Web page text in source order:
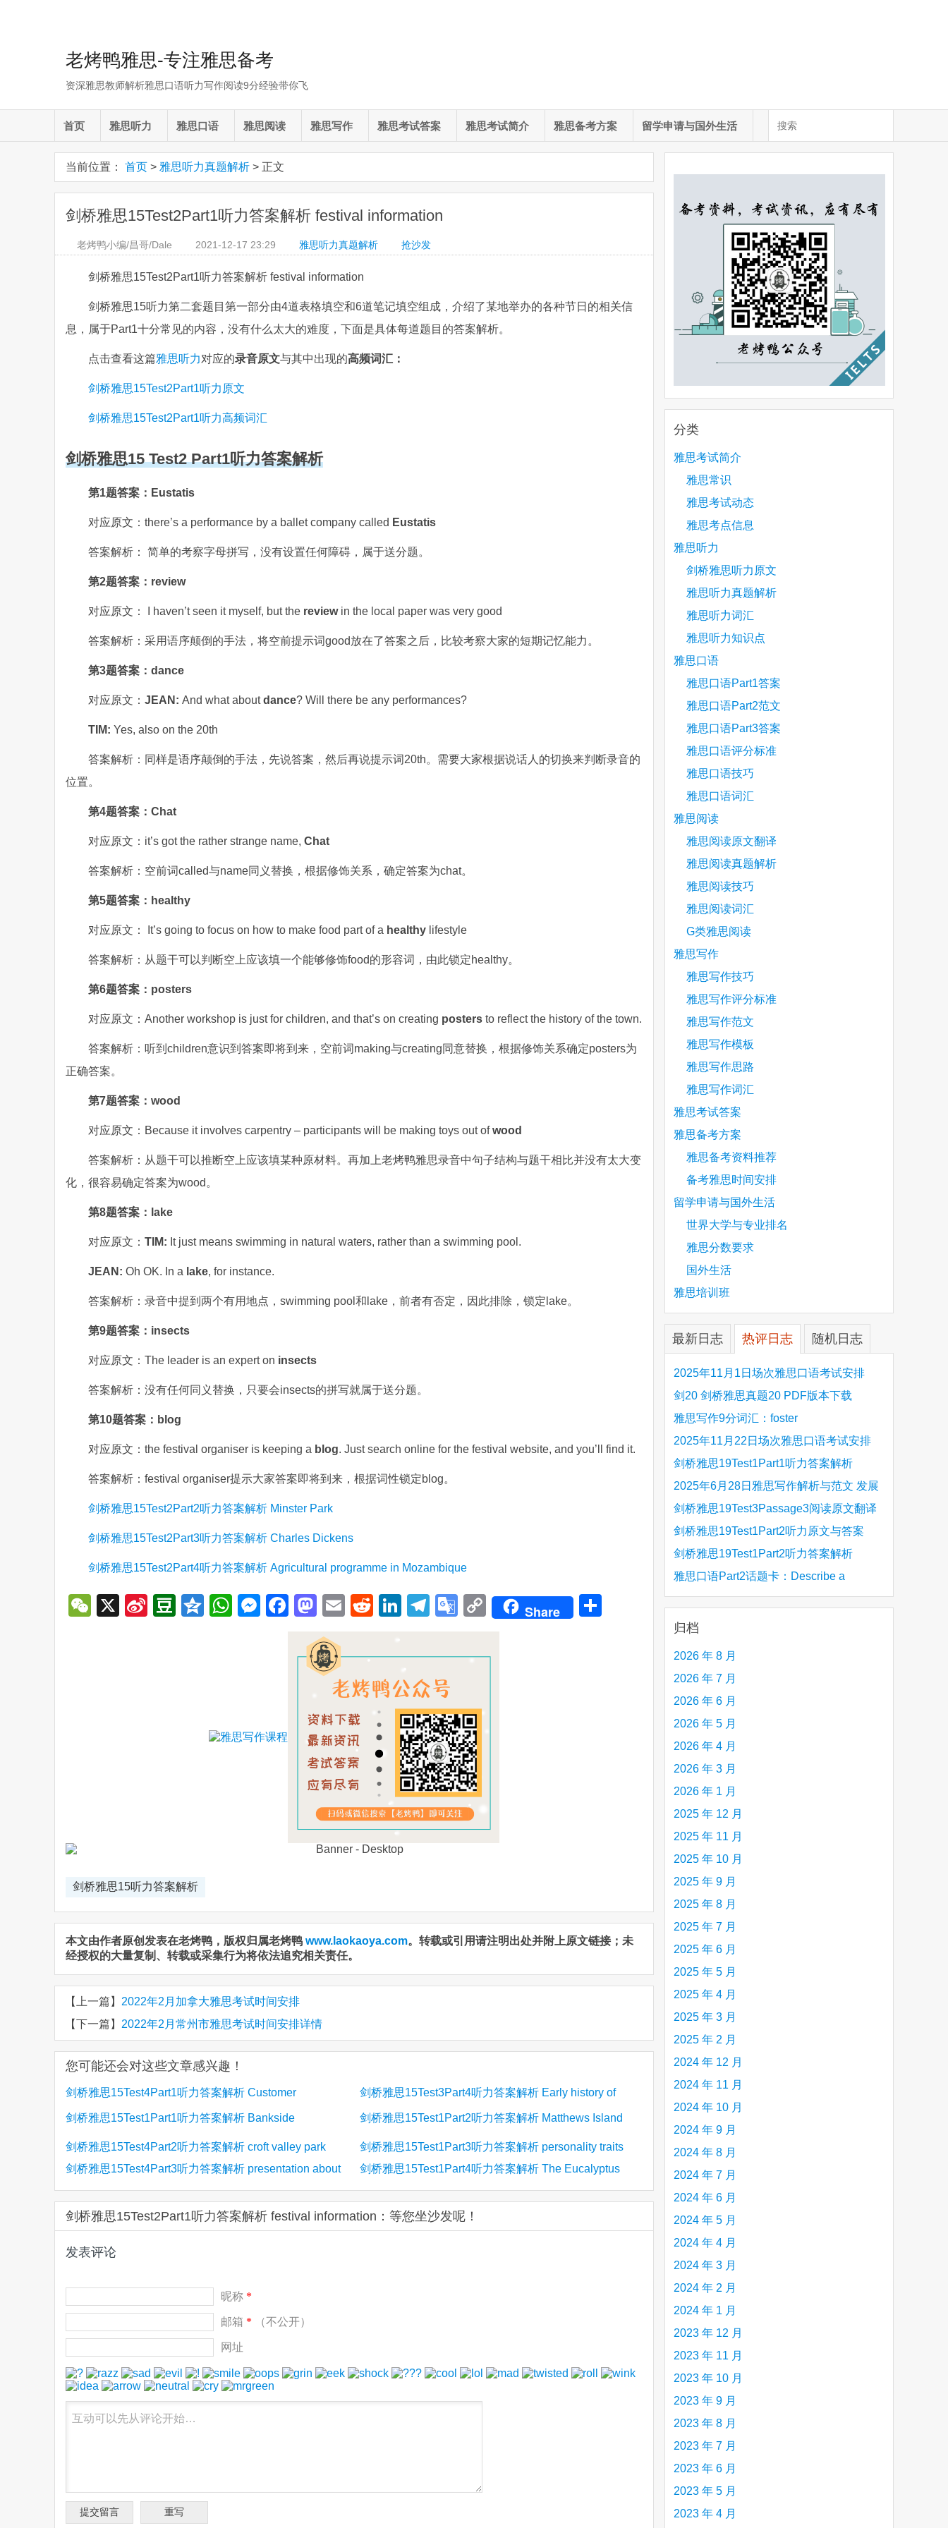
老烤鸭雅思-专注雅思备考
资深雅思教师解析雅思口语听力写作阅读9分经验带你飞
首页 雅思听力 雅思口语 雅思阅读 雅思写作 雅思考试答案 雅思考试简介 雅思备考方案 留学申请与国外生活
当前位置： 首页 > 雅思听力真题解析 > 正文
剑桥雅思15Test2Part1听力答案解析 festival information
老烤鸭小编/昌哥/Dale 2021-12-17 23:29 雅思听力真题解析 抢沙发
剑桥雅思15Test2Part1听力答案解析 festival information
剑桥雅思15听力第二套题目第一部分由4道表格填空和6道笔记填空组成，介绍了某地举办的各种节日的相关信
息，属于Part1十分常见的内容，没有什么太大的难度，下面是具体每道题目的答案解析。
点击查看这篇雅思听力对应的录音原文与其中出现的高频词汇 ：
剑桥雅思15Test2Part1听力原文
剑桥雅思15Test2Part1听力高频词汇
剑桥雅思15 Test2 Part1听力答案解析
第1题答案：Eustatis
对应原文：there’s a performance by a ballet company called Eustatis
答案解析： 简单的考察字母拼写，没有设置任何障碍，属于送分题。
第2题答案：review
对应原文： I haven’t seen it myself, but the reviewin the local paper was very good
答案解析：采用语序颠倒的手法，将空前提示词good放在了答案之后，比较考察大家的短期记忆能力。
第3题答案：dance
对应原文： JEAN: And what aboutdance? Will there be any performances?
TIM: Yes, also on the 20th
答案解析：同样是语序颠倒的手法，先说答案，然后再说提示词20th。需要大家根据说话人的切换来判断录音的
位置。
第4题答案：Chat
对应原文：it’s got the rather strange name, Chat
答案解析：空前词called与name同义替换，根据修饰关系，确定答案为chat。
第5题答案：healthy
对应原文： It’s going to focus on how to make food part of a healthy lifestyle
答案解析：从题干可以判断空上应该填一个能够修饰food的形容词，由此锁定healthy。
第6题答案：posters
对应原文：Another workshop is just for children, and that’s on creating posters to reflect the history of the town.
答案解析：听到children意识到答案即将到来，空前词making与creating同意替换，根据修饰关系确定posters为
正确答案。
第7题答案：wood
对应原文：Because it involves carpentry – participants will be making toys out ofwood
答案解析：从题干可以推断空上应该填某种原材料。再加上老烤鸭雅思录音中句子结构与题干相比并没有太大变
化，很容易确定答案为wood。
第8题答案：lake
对应原文： TIM: It just means swimming in natural waters, rather than a swimming pool.
JEAN: Oh OK. In a lake, for instance.
答案解析：录音中提到两个有用地点，swimming pool和lake，前者有否定，因此排除，锁定lake。
第9题答案：insects
对应原文：The leader is an expert on insects
答案解析：没有任何同义替换，只要会insects的拼写就属于送分题。
第10题答案：blog
对应原文：the festival organiser is keeping a blog. Just search online for the festival website, and you’ll find it.
答案解析：festival organiser提示大家答案即将到来，根据词性锁定blog。
剑桥雅思15Test2Part2听力答案解析 Minster Park
剑桥雅思15Test2Part3听力答案解析 Charles Dickens
剑桥雅思15Test2Part4听力答案解析 Agricultural programme in Mozambique
WeChat
X
SinaDouban
QzoneWhatsApp
Messenger
Facebook
Mastodon
EmailRedditLinkedIn
Telegram
Google
CopyShare
剑桥雅思15听力答案解析
本文由作者原创发表在老烤鸭，版权归属老烤鸭 www.laokaoya.com。转载或引用请注明出处并附上原文链接；未
经授权的大量复制、转载或采集行为将依法追究相关责任。
【上一篇】 2022年2月加拿大雅思考试时间安排
【下一篇】 2022年2月常州市雅思考试时间安排详情
您可能还会对这些文章感兴趣！
剑桥雅思15Test4Part1听力答案解析 Customer
Satisfaction Survey(2)
剑桥雅思15Test3Part4听力答案解析 Early history of
keeping clean
剑桥雅思15Test1Part1听力答案解析 Bankside
Recruiment Agency
剑桥雅思15Test1Part2听力答案解析 Matthews Island
Holidays
剑桥雅思15Test4Part2听力答案解析 croft valley park
剑桥雅思15Test1Part3听力答案解析 personality traits
剑桥雅思15Test4Part3听力答案解析 presentation about
剑桥雅思15Test1Part4听力答案解析 The Eucalyptus
剑桥雅思15Test2Part1听力答案解析 festival information：等您坐沙发呢！
发表评论
昵称 *
邮箱 * （不公开）
网址
分类
雅思考试简介
雅思常识
雅思考试动态
雅思考点信息
雅思听力
剑桥雅思听力原文
雅思听力真题解析
雅思听力词汇
雅思听力知识点
雅思口语
雅思口语Part1答案
雅思口语Part2范文
雅思口语Part3答案
雅思口语评分标准
雅思口语技巧
雅思口语词汇
雅思阅读
雅思阅读原文翻译
雅思阅读真题解析
雅思阅读技巧
雅思阅读词汇
G类雅思阅读
雅思写作
雅思写作技巧
雅思写作评分标准
雅思写作范文
雅思写作模板
雅思写作思路
雅思写作词汇
雅思考试答案
雅思备考方案
雅思备考资料推荐
备考雅思时间安排
留学申请与国外生活
世界大学与专业排名
雅思分数要求
国外生活
雅思培训班
最新日志 热评日志 随机日志
2025年11月1日场次雅思口语考试安排
剑20 剑桥雅思真题20 PDF版本下载
雅思写作9分词汇：foster
2025年11月22日场次雅思口语考试安排
剑桥雅思19Test1Part1听力答案解析
Hinchingbrooke Country Park
2025年6月28日雅思写作解析与范文 发展
旅游业 手把手带你写高分范文
剑桥雅思19Test3Passage3阅读原文翻译
Is the era of artificial speech translation
upon us 人工智能语言翻译
剑桥雅思19Test1Part2听力原文与答案
Stanthorpe Twinning Association
剑桥雅思19Test1Part2听力答案解析
Stanthorpe Twinning Association
雅思口语Part2话题卡：Describe a
creative person (e.g. an artist, a musician,
etc.) you admire 钦佩的有创造力的人
归档
2026 年 8 月
2026 年 7 月
2026 年 6 月
2026 年 5 月
2026 年 4 月
2026 年 3 月
2026 年 1 月
2025 年 12 月
2025 年 11 月
2025 年 10 月
2025 年 9 月
2025 年 8 月
2025 年 7 月
2025 年 6 月
2025 年 5 月
2025 年 4 月
2025 年 3 月
2025 年 2 月
2024 年 12 月
2024 年 11 月
2024 年 10 月
2024 年 9 月
2024 年 8 月
2024 年 7 月
2024 年 6 月
2024 年 5 月
2024 年 4 月
2024 年 3 月
2024 年 2 月
2024 年 1 月
2023 年 12 月
2023 年 11 月
2023 年 10 月
2023 年 9 月
2023 年 8 月
2023 年 7 月
2023 年 6 月
2023 年 5 月
2023 年 4 月